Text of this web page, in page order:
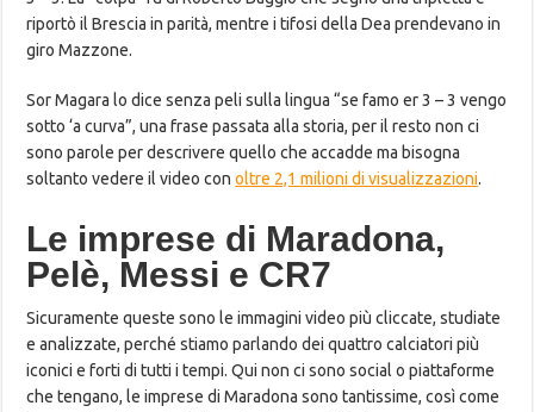
riportò il Brescia in parità, mentre i tifosi della Dea prendevano in
giro Mazzone.
Sor Magara lo dice senza peli sulla lingua “se famo er 3 – 3 vengo
sotto ‘a curva”, una frase passata alla storia, per il resto non ci
sono parole per descrivere quello che accadde ma bisogna
soltanto vedere il video conoltre 2,1 milioni di visualizzazioni.
Le imprese di Maradona,
Pelè, Messi e CR7
Sicuramente queste sono le immagini video più cliccate, studiate
e analizzate, perché stiamo parlando dei quattro calciatori più
iconici e forti di tutti i tempi. Qui non ci sono social o piattaforme
che tengano, le imprese di Maradona sono tantissime, così come